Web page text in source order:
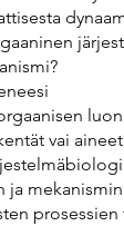
vai
ja